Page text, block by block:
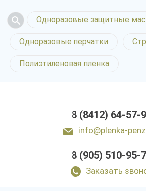
Одноразовые защитные
Одноразовые перчатки
Полиэтиленовая пленка
8 (8412) 64-57-
info@plenka-
8 (905) 510-95-
Заказать